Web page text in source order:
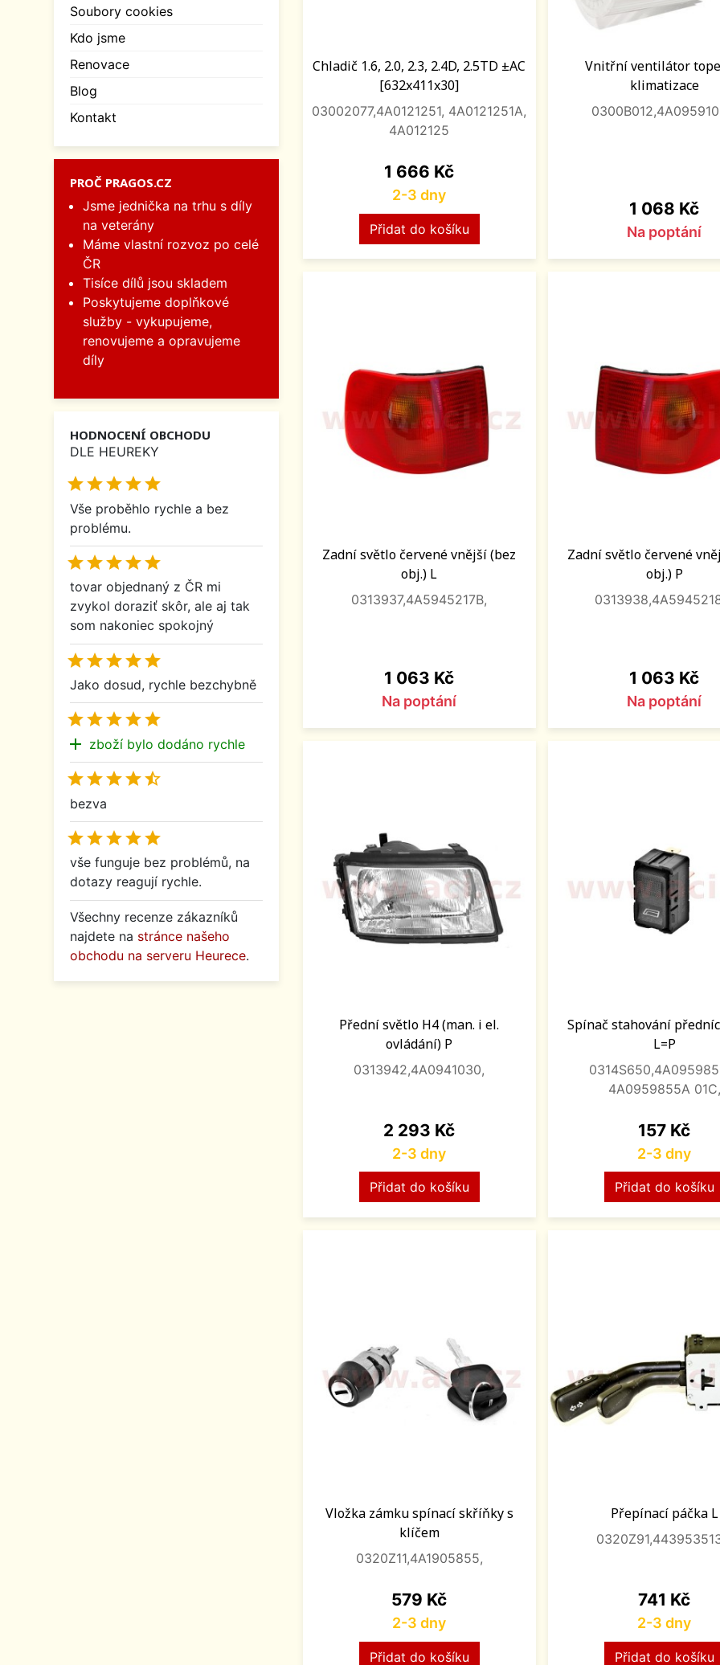
Soubory cookies
Kdo jsme
Renovace
Blog
Kontakt
PROČ PRAGOS.CZ
Jsme jednička na trhu s díly
na veterány
Máme vlastní rozvoz po celé
ČR
Tisíce dílů jsou skladem
Poskytujeme doplňkové
služby - vykupujeme,
renovujeme a opravujeme
díly
HODNOCENÍ OBCHODU
DLE HEUREKY

Vše proběhlo rychle a bez
problému.

tovar objednaný z ČR mi
zvykol doraziť skôr, ale aj tak
som nakoniec spokojný

Jako dosud, rychle bezchybně

add zboží bylo dodáno rychle

bezva

vše funguje bez problémů, na
dotazy reagují rychle.
Všechny recenze zákazníků
najdete na stránce našeho
obchodu na serveru Heurece.
Chladič 1.6, 2.0, 2.3, 2.4D, 2.5TD ±AC
[632x411x30]
03002077,4A0121251, 4A0121251A,
4A012125
Cena
1 666 Kč
2-3 dny
Přidat do košíku
Vnitřní ventilátor
klimatizace
Cena
1 068 Kč
Na poptání
Zadní světlo červené vnější (bez
obj.) L
0313937,4A5945217B,
Cena
1 063 Kč
Na poptání
Zadní světlo červené
obj.) P
Cena
1 063 Kč
Na poptání
Přední světlo H4 (man. i el.
ovládání) P
0313942,4A0941030,
Cena
2 293 Kč
2-3 dny
Přidat do košíku
Spínač stahování
L=P
4A0959855A 01C,
Cena
157 Kč
2-3 dny
Přidat do košíku
Vložka zámku spínací skříňky s
klíčem
0320Z11,4A1905855,
Cena
579 Kč
2-3 dny
Přidat do košíku
Přepínací páčka L
Cena
741 Kč
2-3 dny
Přidat do košíku